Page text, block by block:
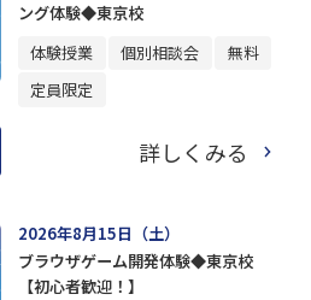
ング体験◆東京校
体験授業
個別相談会
無料
定員限定
詳しくみる
2026年8月15日（土）
ブラウザゲーム開発体験◆東京校
【初心者歓迎！】